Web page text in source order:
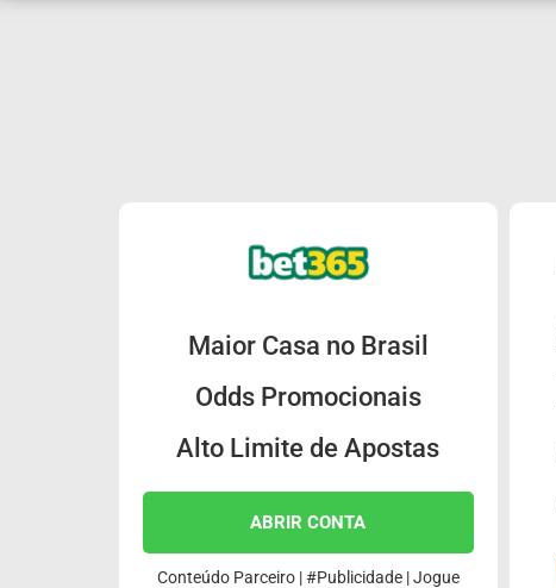
Maior Casa no Brasil
Odds Promocionais
Alto Limite de Apostas
ABRIR CONTA
Conteúdo Parceiro | #Publicidade | Jogue